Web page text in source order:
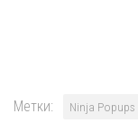
Метки: Ninja Popups